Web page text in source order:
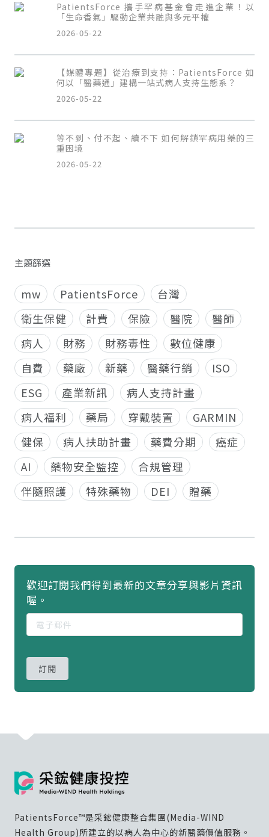
PatientsForce 攜手罕病基金會走進企業！以
「生命香氣」驅動企業共融與多元平權
2026-05-22
【媒體專題】從治療到支持：PatientsForce 如
何以「醫藥通」建構一站式病人支持生態系？
2026-05-22
等不到、付不起、續不下 如何解鎖罕病用藥的三
重困境
2026-05-22
主題篩選
mw PatientsForce
台灣
衛生保健
計費 保險 醫院
醫師
病人
財務 財務毒性
數位健康
自費
藥廠 新藥 醫藥行銷
ISO
ESG
產業新訊
病人支持計畫
病人福利
藥局 穿戴裝置
GARMIN
健保
病人扶助計畫 藥費分期
癌症
AI
藥物安全監控
合規管理
伴隨照護
特殊藥物 DEI 贈藥
歡迎訂閱我們得到最新的文章分享與影片資訊
喔。
訂閱
PatientsForce™是采鋐健康整合集團(Media-WIND
Health Group)所建立的以病人為中心的新醫藥價值服務。